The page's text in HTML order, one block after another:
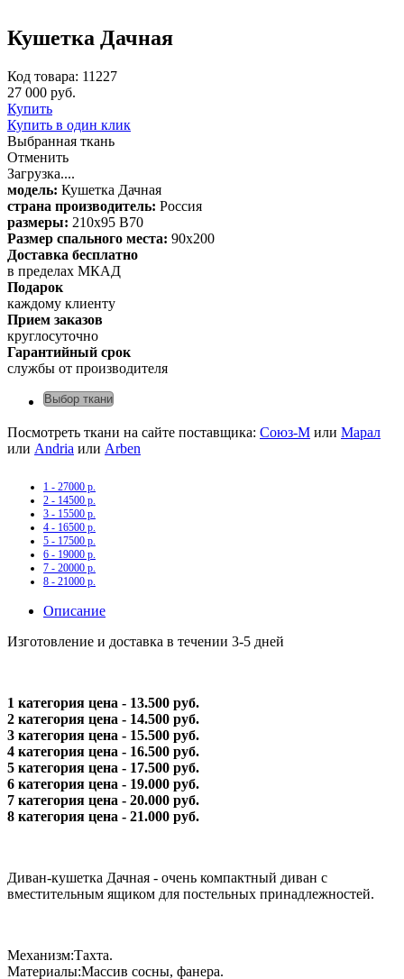
Кушетка Дачная
Код товара: 11227
27 000 руб.
Купить
Купить в один клик
Выбранная ткань
Отменить
Загрузка....
модель: Кушетка Дачная
страна производитель: Россия
размеры: 210х95 В70
Размер спального места: 90х200
Доставка бесплатно
в пределах МКАД
Подарок
каждому клиенту
Прием заказов
круглосуточно
Гарантийный срок
службы от производителя
Выбор ткани
Посмотреть ткани на сайте поставщика: Союз-М или Марал
или Andria или Arben
1 - 27000 р.
2 - 14500 р.
3 - 15500 р.
4 - 16500 р.
5 - 17500 р.
6 - 19000 р.
7 - 20000 р.
8 - 21000 р.
Описание
Изготовление и доставка в течении 3-5 дней
1 категория цена - 13.500 руб.
2 категория цена - 14.500 руб.
3 категория цена - 15.500 руб.
4 категория цена - 16.500 руб.
5 категория цена - 17.500 руб.
6 категория цена - 19.000 руб.
7 категория цена - 20.000 руб.
8 категория цена - 21.000 руб.
Диван-кушетка Дачная - очень компактный диван с
вместительным ящиком для постельных принадлежностей.
Механизм:Тахта.
Материалы:Массив сосны, фанера.